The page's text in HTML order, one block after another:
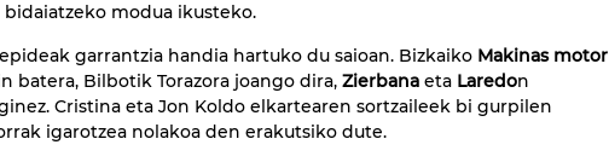
modua ikusteko.
garrantzia handia hartuko du saioan. Bizkaiko Makinas motor
batera, Bilbotik Torazora joango dira, Zierbana eta Laredon
Cristina eta Jon Koldo elkartearen sortzaileek bi gurpilen
igarotzea nolakoa den erakutsiko dute.